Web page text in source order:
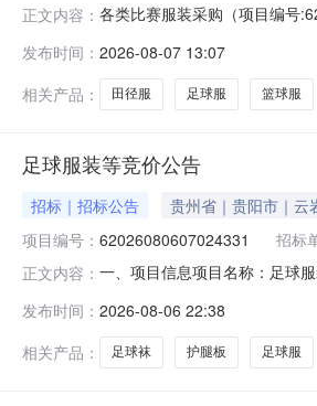
正文内容： 各类比赛服装采购（项目编号
采购单位名称：西宁市湟中区
发布时间： 2026-08-07 13:07
相关产品：
田径服 足球服 篮球服
足球服装等竞价公告
招标｜招标公告 贵州省｜贵阳市｜云
项目编号： 62026080607024331 招标
正文内容： 一、项目信息项目名称：足球
服装含印字印号;采购人需求描
发布时间： 2026-08-06 22:38
相关产品：
足球袜 护腿板 足球服